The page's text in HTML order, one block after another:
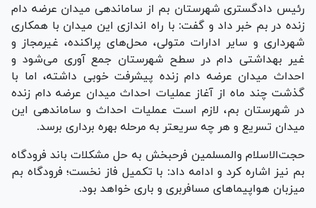
رئیس دادگستری شهرستان بم از ساماندهی میدان عرضه دام
زنده در بم خبر داد و گفت: با راه اندازی این میدان با همکاری
شهرداری و سایر ادارات متولی، محل‌های پراکنده، غیرمجاز و
غیر بهداشتی دام در سطح شهرستان جمع آوری می‌شود و
احداث میدان عرضه دام زنده پیشرفت خوبی داشته، اما با
گذشت چند ماه از آغاز عملیات احداث میدان عرضه دام زنده
در شهرستان بم، لازم است عملیات احداث و ساماندهی این
میدان تسریع و هر چه سریعتر به مرحله بهره برداری برسد.
حجت‌الاسلام والمسلمین فرحبخش به حل مشکلات باند فرودگاه
بم نیز اشاره کرد و ادامه داد: با تکمیل فاز نخست؛ فرودگاه بم
میزبان هواپیما‌های مسافربری و باری خواهد بود.